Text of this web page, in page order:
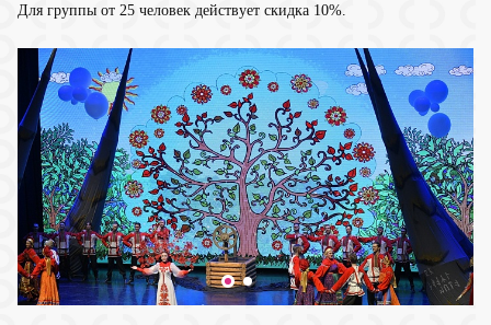
Для группы от 25 человек действует скидка 10%.